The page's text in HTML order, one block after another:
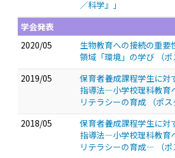
／科学』」
学会発表
2020/05
生物教育への接続の重要
領域「環境」の学び
（
2019/05
保育者養成課程学生に対
指導法―小学校理科教育
リテラシーの育成
（ポ
2018/05
保育者養成課程学生に対
指導法―小学校理科教育
リテラシーの育成―
（